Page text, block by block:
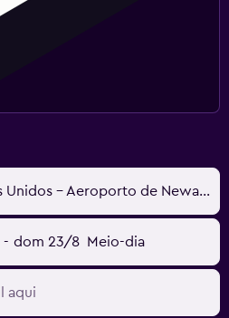
Newark, NJ, Estados Unidos - Aeroporto de Newark (EWR)
- dom 23/8 Meio-dia